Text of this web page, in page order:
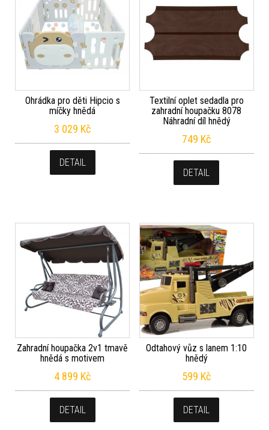
Ohrádka pro děti Hipcio s
míčky hnědá
3 029 Kč
DETAIL
Textilní oplet sedadla pro
zahradní houpačku 8078
Náhradní díl hnědý
749 Kč
DETAIL
Zahradní houpačka 2v1 tmavě
hnědá s motivem
4 899 Kč
DETAIL
Odtahový vůz s lanem 1:10
hnědý
599 Kč
DETAIL